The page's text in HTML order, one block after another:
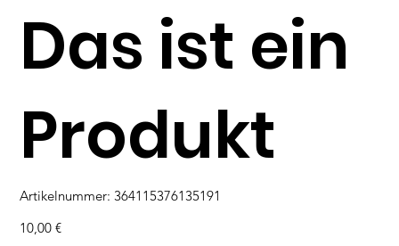
Das ist ein
Produkt
Artikelnummer: Artikelnummer:
364115376135191
364115376135191
Preis
10,00 €